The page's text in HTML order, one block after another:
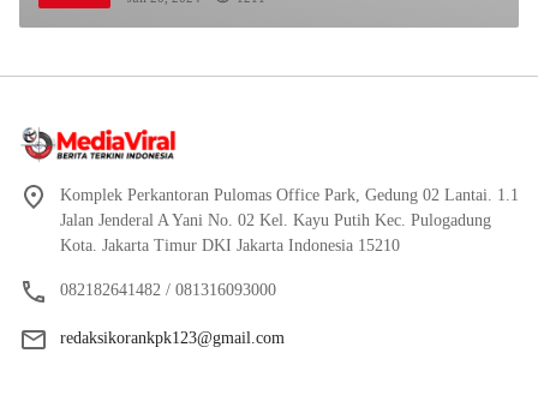
Komplek Perkantoran Pulomas Office Park, Gedung 02 Lantai. 1.1
Jalan Jenderal A Yani No. 02 Kel. Kayu Putih Kec. Pulogadung
Kota. Jakarta Timur DKI Jakarta Indonesia 15210
082182641482 / 081316093000
redaksikorankpk123@gmail.com